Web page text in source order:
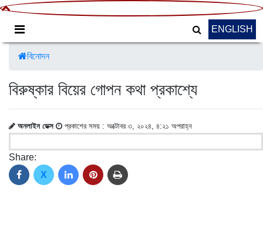
ENGLISH
বিনোদন
বিরুষ্কার বিয়ের গোপন কথা প্রকাশ্যে
অনলাইন ডেক্স প্রকাশের সময় : অক্টোবর ৩, ২০২৪, ৪:২১ অপরাহ্ন
Share:
X